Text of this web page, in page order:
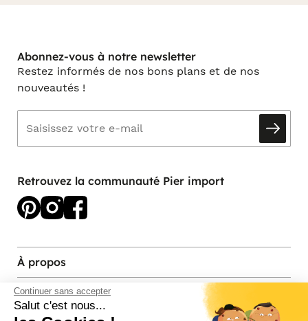
Continuer sans accepter
Salut c'est nous...
Abonnez-vous à notre newsletter
Restez informés de nos bons plans et de nos
nouveautés !
Retrouvez la communauté Pier import
À propos
Services et contact